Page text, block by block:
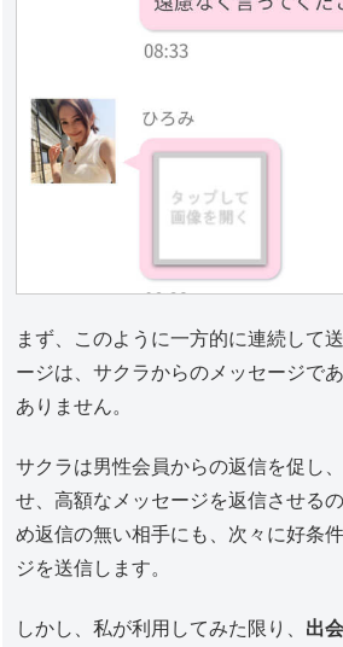
まず、このように一方的に連続して
ージは、サクラからのメッセージで
ありません。
サクラは男性会員からの返信を促し
せ、高額なメッセージを返信させる
め返信の無い相手にも、次々に好条
ジを送信します。
しかし、私が利用してみた限り、 出